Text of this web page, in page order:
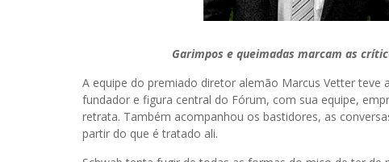
Garimpos e queimadas marcam as
A equipe do premiado diretor alemão Marcus Vetter teve
fundador e figura central do Fórum, com sua equipe,
retrata. Também acompanhou os bastidores, as
partir do que é tratado ali.